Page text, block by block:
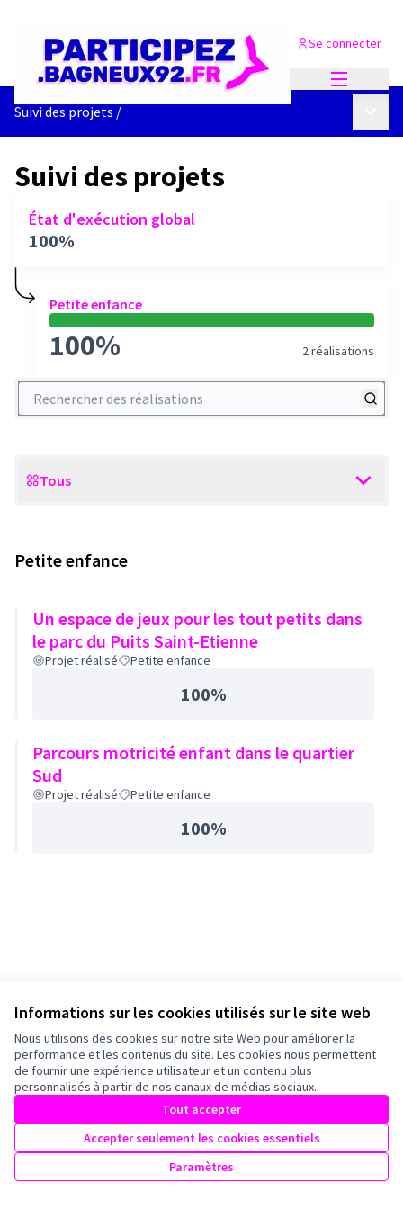
Informations sur les cookies utilisés sur le site web
Nous utilisons des cookies sur notre site Web pour améliorer la
performance et les contenus du site. Les cookies nous permettent
de fournir une expérience utilisateur et un contenu plus
personnalisés à partir de nos canaux de médias sociaux.
Tout accepter
Accepter seulement les cookies essentiels
Paramètres
Se connecter
Suivi des projets /
Suivi des projets
État d'exécution global
100%
Petite enfance
100% 2 réalisations
Rechercher des réalisations
Scope
Tous
Petite enfance
Un espace de jeux pour les tout petits dans
le parc du Puits Saint-Etienne
Projet réalisé Petite enfance
100%
Parcours motricité enfant dans le quartier
Sud
Projet réalisé Petite enfance
100%